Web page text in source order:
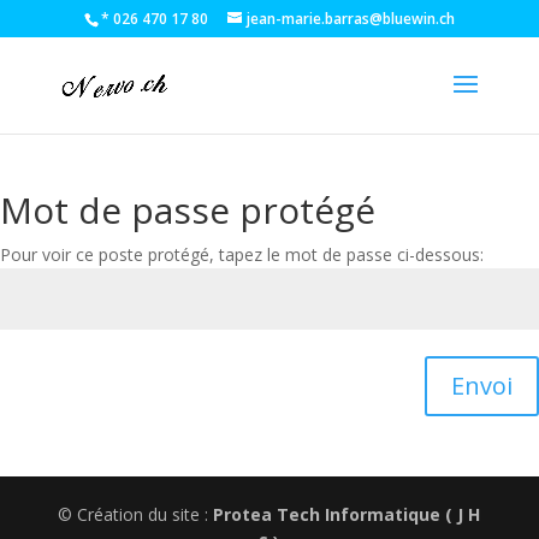
* 026 470 17 80 jean-marie.barras@bluewin.ch
Mot de passe protégé
Pour voir ce poste protégé, tapez le mot de passe ci-dessous:
Envoi
© Création du site : Protea Tech Informatique ( J H